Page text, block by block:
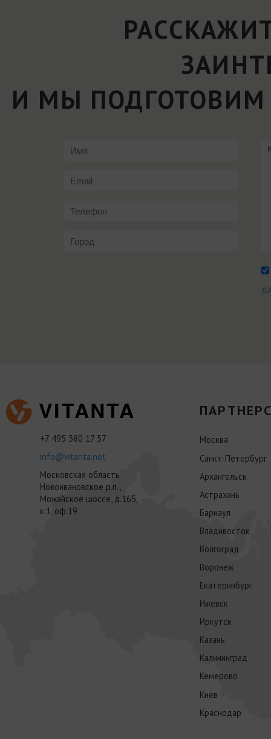
И МЫ ПОДГОТОВИМ
+7 495 380 17 57
info@vitanta.net
Московская область
Новоивановское р.п.,
Можайское шоссе, д.165,
к.1, оф.19
Москва
Санкт-Петербург
Архангельск
Астрахань
Барнаул
Владивосток
Волгоград
Воронеж
Екатеринбург
Ижевск
Иркутск
Казань
Калининград
Кемерово
Киев
Краснодар